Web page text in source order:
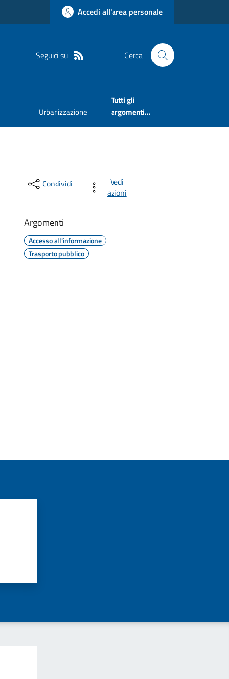
Accedi all'area personale
Seguici su Cerca
Urbanizzazione
Tutti gli
argomenti...
Condividi
Vedi
azioni
Argomenti
Accesso all'informazione
Trasporto pubblico